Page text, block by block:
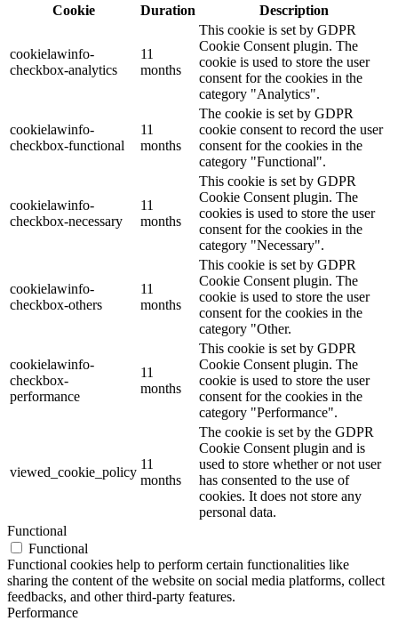
Cookie
Duration Description
cookielawinfo-
checkbox-analytics
11
months
This cookie is set by GDPR
Cookie Consent plugin. The
cookie is used to store the user
consent for the cookies in the
category "Analytics".
cookielawinfo-
checkbox-functional
11
months
The cookie is set by GDPR
cookie consent to record the user
consent for the cookies in the
category "Functional".
cookielawinfo-
checkbox-necessary
11
months
This cookie is set by GDPR
Cookie Consent plugin. The
cookies is used to store the user
consent for the cookies in the
category "Necessary".
cookielawinfo-
checkbox-others
11
months
This cookie is set by GDPR
Cookie Consent plugin. The
cookie is used to store the user
consent for the cookies in the
category "Other.
cookielawinfo-
checkbox-
performance
11
months
This cookie is set by GDPR
Cookie Consent plugin. The
cookie is used to store the user
consent for the cookies in the
category "Performance".
viewed_cookie_policy
11
months
The cookie is set by the GDPR
Cookie Consent plugin and is
used to store whether or not user
has consented to the use of
cookies. It does not store any
personal data.
Functional
Functional
Functional cookies help to perform certain functionalities like
sharing the content of the website on social media platforms, collect
feedbacks, and other third-party features.
Performance